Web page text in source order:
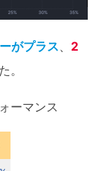
がプラス、 2
。
ーマンス